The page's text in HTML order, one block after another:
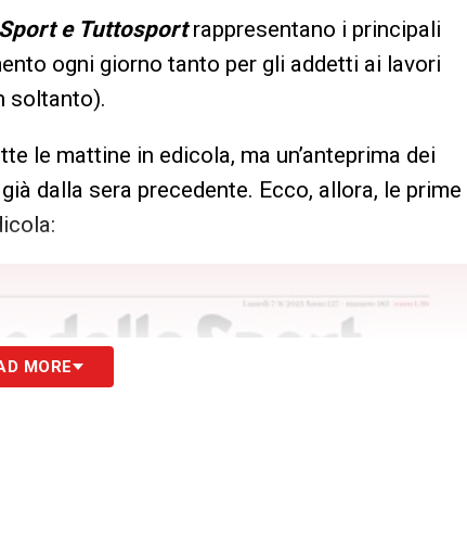
e Tuttosportrappresentano i principali
ogni giorno tanto per gli addetti ai lavori
soltanto).
le mattine in edicola, ma un’anteprima dei
dalla sera precedente. Ecco, allora, le prime
MORE